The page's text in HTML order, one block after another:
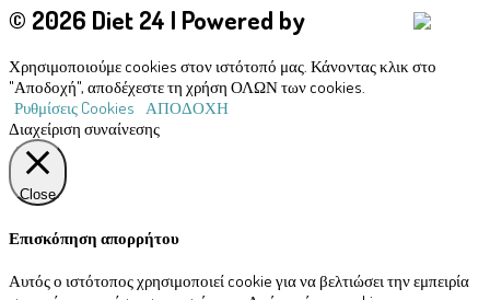
© 2026 Diet 24 | Powered by
Χρησιμοποιούμε cookies στον ιστότοπό μας. Κάνοντας κλικ στο
"Αποδοχή", αποδέχεστε τη χρήση ΟΛΩΝ των cookies.
Ρυθμίσεις Cookies ΑΠΟΔΟΧΗ
Διαχείριση συναίνεσης
Close
Επισκόπηση απορρήτου
Αυτός ο ιστότοπος χρησιμοποιεί cookie για να βελτιώσει την εμπειρία